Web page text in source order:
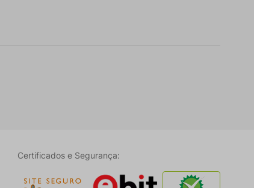
Certificados e Segurança: